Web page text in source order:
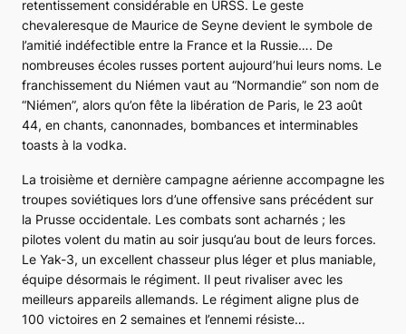
retentissement considérable en URSS. Le geste
chevaleresque de Maurice de Seyne devient le symbole de
l’amitié indéfectible entre la France et la Russie…. De
nombreuses écoles russes portent aujourd’hui leurs noms. Le
franchissement du Niémen vaut au “Normandie” son nom de
“Niémen”, alors qu’on fête la libération de Paris, le 23 août
44, en chants, canonnades, bombances et interminables
toasts à la vodka.
La troisième et dernière campagne aérienne accompagne les
troupes soviétiques lors d’une offensive sans précédent sur
la Prusse occidentale. Les combats sont acharnés ; les
pilotes volent du matin au soir jusqu’au bout de leurs forces.
Le Yak-3, un excellent chasseur plus léger et plus maniable,
équipe désormais le régiment. Il peut rivaliser avec les
meilleurs appareils allemands. Le régiment aligne plus de
100 victoires en 2 semaines et l’ennemi résiste…